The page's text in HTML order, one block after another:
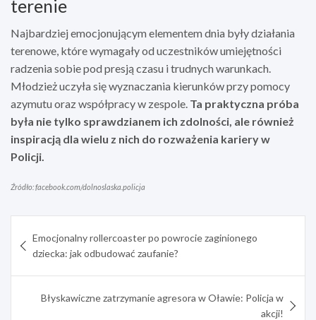
terenie
Najbardziej emocjonującym elementem dnia były działania
terenowe, które wymagały od uczestników umiejętności
radzenia sobie pod presją czasu i trudnych warunkach.
Młodzież uczyła się wyznaczania kierunków przy pomocy
azymutu oraz współpracy w zespole. Ta praktyczna próba
była nie tylko sprawdzianem ich zdolności, ale również
inspiracją dla wielu z nich do rozważenia kariery w
Policji.
Źródło: facebook.com/dolnoslaska.policja
wpisu
Emocjonalny rollercoaster po powrocie zaginionego
dziecka: jak odbudować zaufanie?
Błyskawiczne zatrzymanie agresora w Oławie: Policja w
akcji!